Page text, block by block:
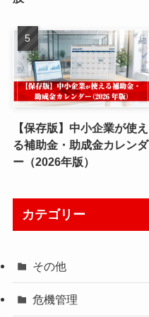
【保存版】中小企業が使え
る補助金・助成金カレンダ
ー（2026年版）
カテゴリー
その他
危機管理